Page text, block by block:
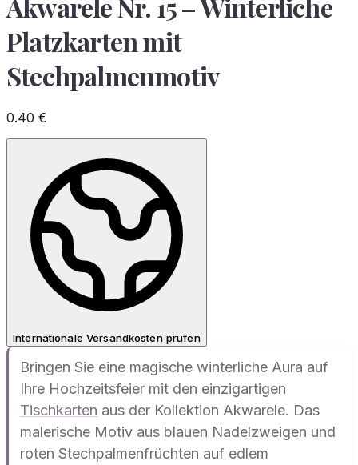
Platzkarten mit
Stechpalmenmotiv
0.40 €
Internationale Versandkosten prüfen
Bringen Sie eine magische winterliche Aura auf
Ihre Hochzeitsfeier mit den einzigartigen
Tischkarten aus der Kollektion Akwarele. Das
malerische Motiv aus blauen Nadelzweigen und
roten Stechpalmenfrüchten auf edlem